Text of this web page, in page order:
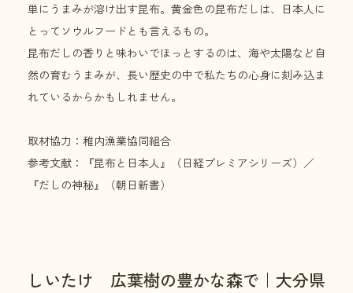
単にうまみが溶け出す昆布。黄金色の昆布だしは、日本人に
とってソウルフードとも言えるもの。
昆布だしの香りと味わいでほっとするのは、海や太陽など自
然の育むうまみが、長い歴史の中で私たちの心身に刻み込ま
れているからかもしれません。
取材協力：稚内漁業協同組合
参考文献：『昆布と日本人』（日経プレミアシリーズ）／
『だしの神秘』（朝日新書）
しいたけ 広葉樹の豊かな森で｜大分県